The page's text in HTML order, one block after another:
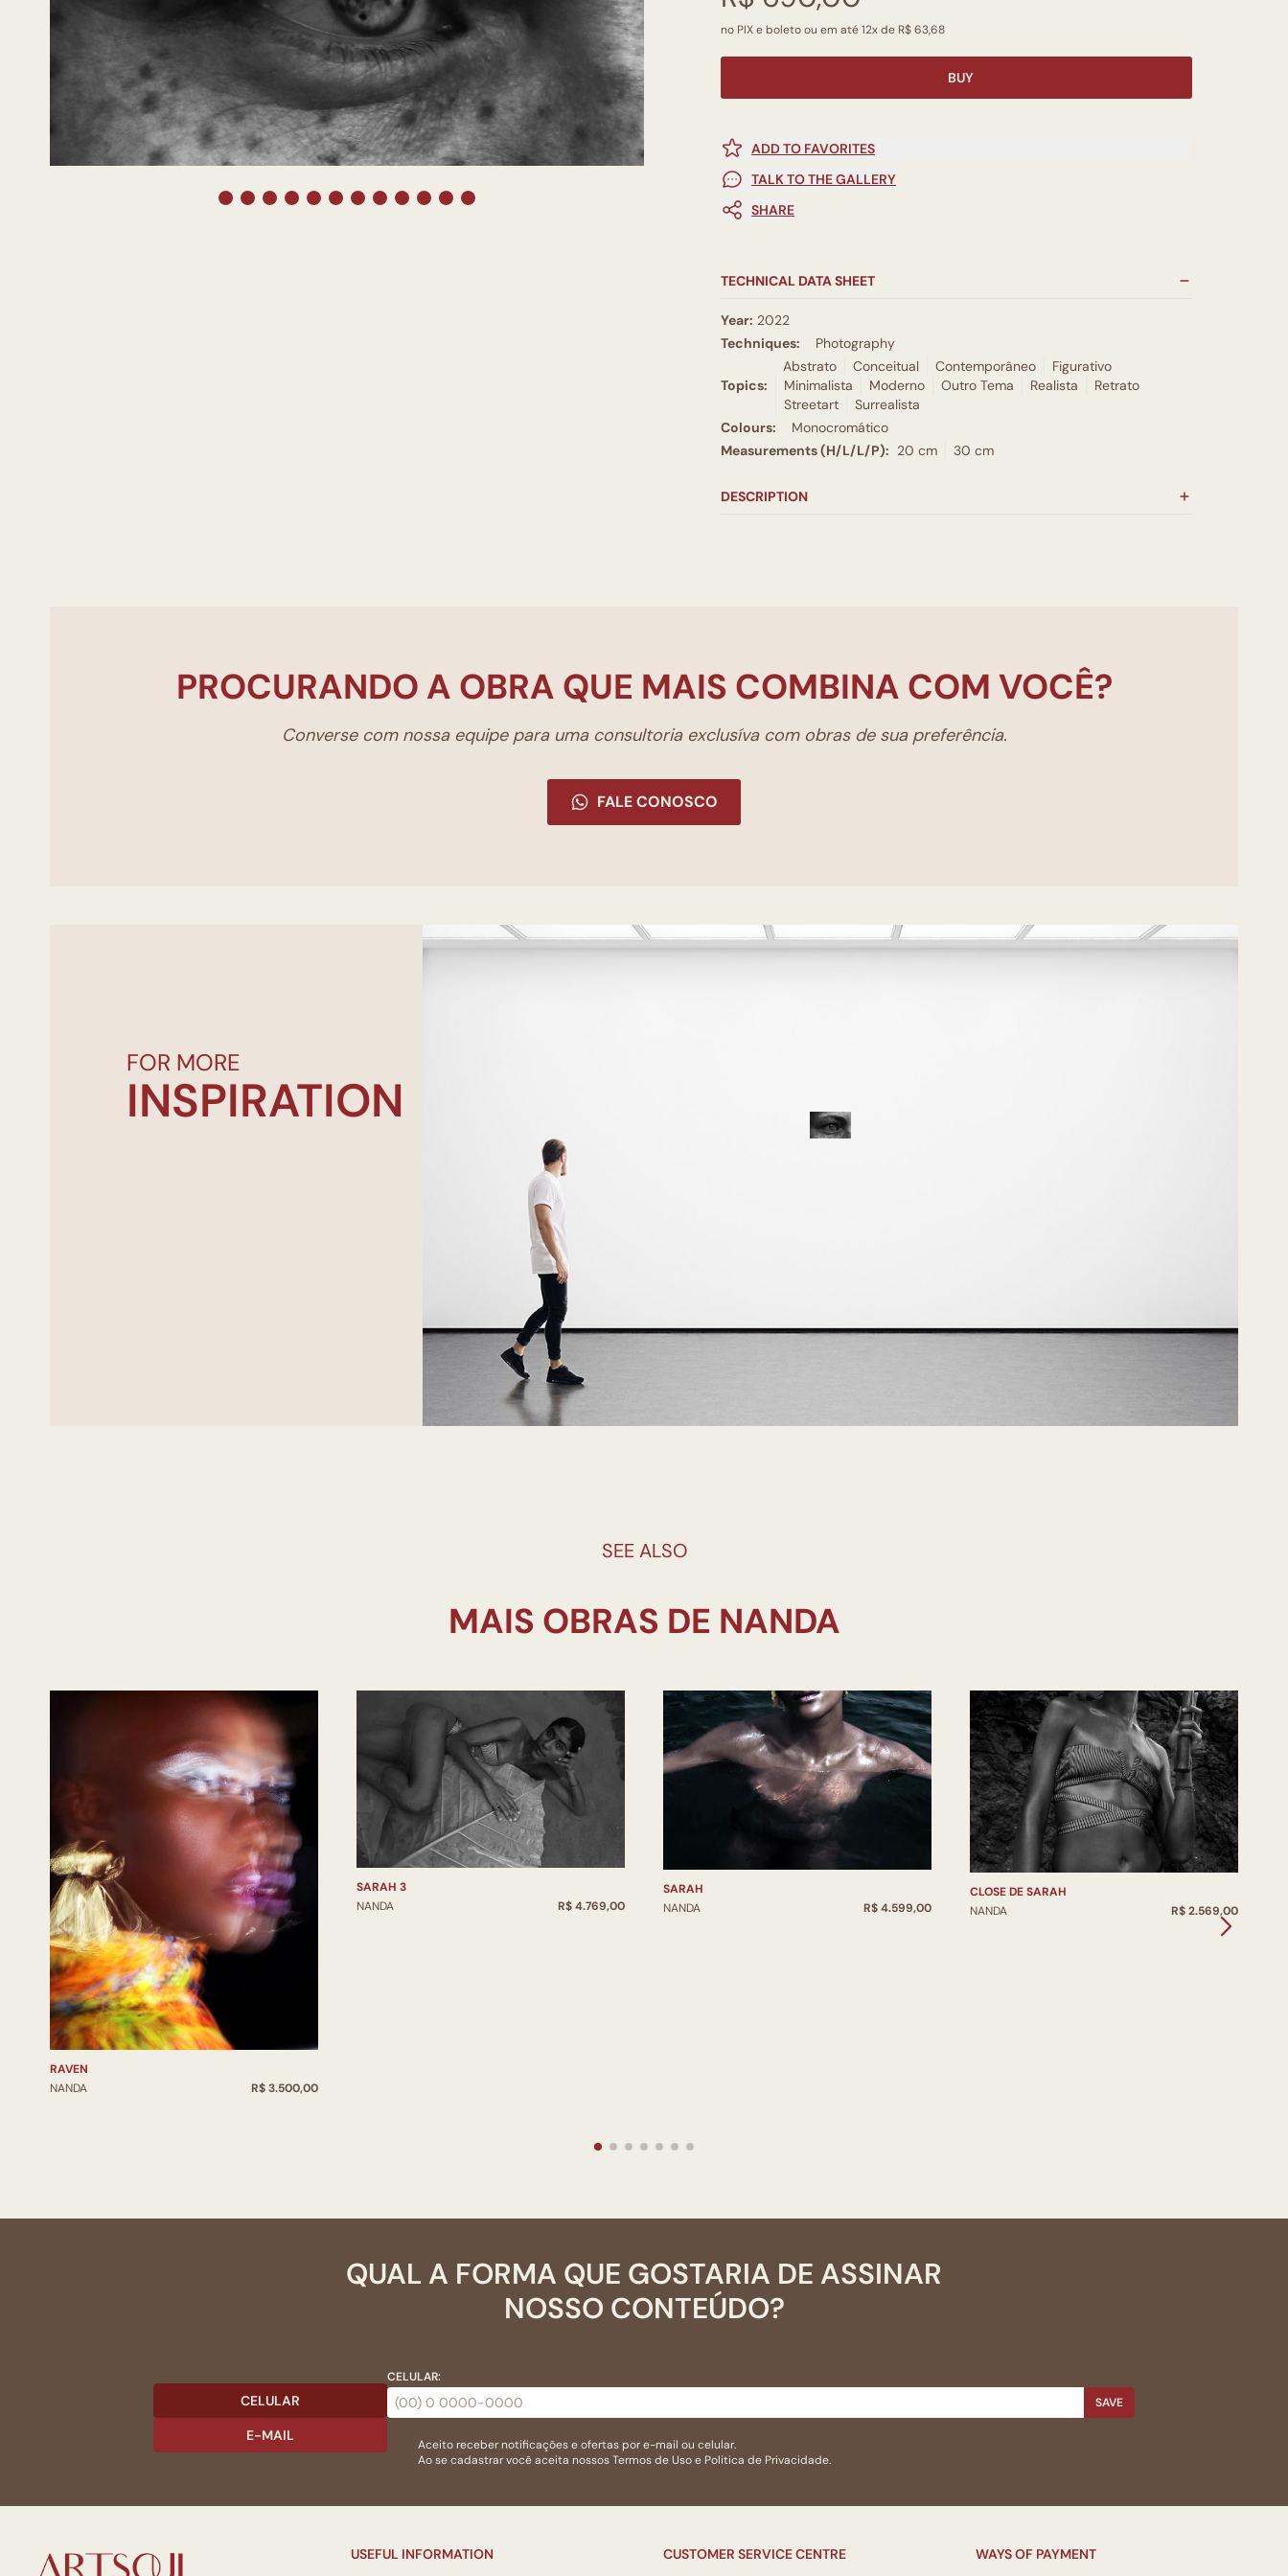
no PIX e boleto ou em até 12x de R$ 63,68
BUY
ADD TO FAVORITES
TALK TO THE GALLERY
SHARE
TECHNICAL DATA SHEET
Year: 2022
Techniques:
Photography
Topics:
Abstrato Conceitual Contemporâneo
Figurativo
Minimalista
Moderno Outro Tema Realista
Retrato
Streetart
Surrealista
Colours:
Monocromático
Measurements (H/L/L/P): 20 cm 30 cm
DESCRIPTION
PROCURANDO A OBRA QUE MAIS COMBINA COM VOCÊ?
Converse com nossa equipe para uma consultoria exclusíva com obras de sua preferência.
FALE CONOSCO
FOR MORE
INSPIRATION
SEE ALSO
RAVEN
NANDA
R$ 3.500,00
SARAH 3
NANDA
R$ 4.769,00
SARAH
NANDA
R$ 4.599,00
CLOSE DE SARAH
NANDA
R$ 2.569,00
QUAL A FORMA QUE GOSTARIA DE ASSINAR
NOSSO CONTEÚDO?
CELULAR
E-MAIL
CELULAR:
SAVE
Aceito receber notificações e ofertas por e-mail ou celular.
Ao se cadastrar você aceita nossosTermos de Usoe Politica de Privacidade.
USEFUL INFORMATION CUSTOMER SERVICE CENTRE WAYS OF PAYMENT